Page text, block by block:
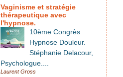
Vaginisme et stratégie
thérapeutique avec
l'hypnose.
10ème Congrès
Hypnose Douleur.
Stéphanie Delacour,
Psychologue....
Laurent Gross